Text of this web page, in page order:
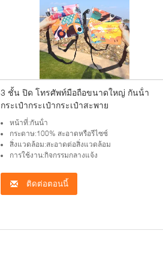
3 ชั้น ปิด โทรศัพท์มือถือขนาดใหญ่ กันน้ํา
กระเป๋ากระเป๋ากระเป๋าสะพาย
หน้าที่:กันน้ํา
กระดาษ:100% สะอาดหรือรีไซซ์
สิ่งแวดล้อม:สะอาดต่อสิ่งแวดล้อม
การใช้งาน:กิจกรรมกลางแจ้ง
ติดต่อตอนนี้